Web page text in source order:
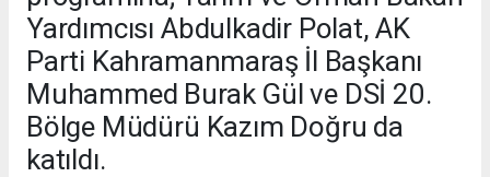
Yardımcısı Abdulkadir Polat, AK
Parti Kahramanmaraş İl Başkanı
Muhammed Burak Gül ve DSİ 20.
Bölge Müdürü Kazım Doğru da
katıldı.